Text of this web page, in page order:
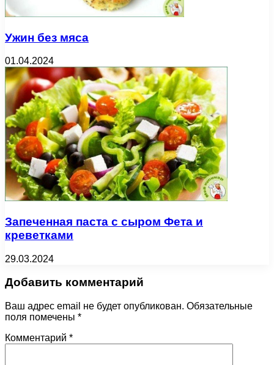
Ужин без мяса
01.04.2024
Запеченная паста с сыром Фета и
креветками
29.03.2024
Добавить комментарий
Ваш адрес email не будет опубликован. Обязательные
поля помечены *
Комментарий *